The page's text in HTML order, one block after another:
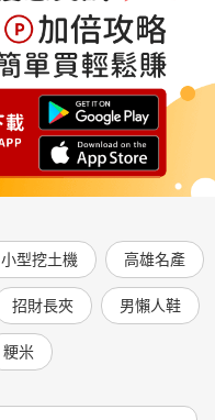
小型挖土機 高雄名產
招財長夾 男懶人鞋
粳米